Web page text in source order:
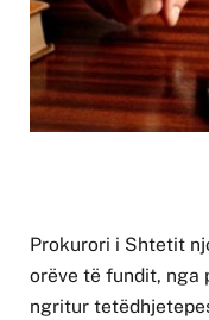
Prokurori i Shtetit
orëve të fundit, nga
ngritur